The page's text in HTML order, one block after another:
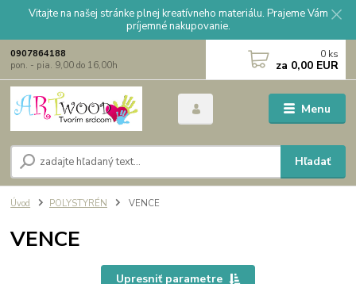
Vitajte na našej stránke plnej kreatívneho materiálu. Prajeme Vám
príjemné nakupovanie.
Menu
Hľadať
0907864188
pon. - pia. 9,00 do 16,00h
0 ks
za 0,00 EUR
Úvod POLYSTYRÉN VENCE
VENCE
Upresniť parametre